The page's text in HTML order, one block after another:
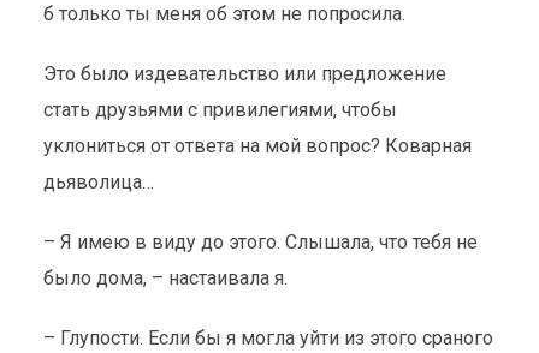
б только ты меня об этом не попросила.
Это было издевательство или предложение
стать друзьями с привилегиями, чтобы
уклониться от ответа на мой вопрос? Коварная
дьяволица…
– Я имею в виду до этого. Слышала, что тебя не
было дома, – настаивала я.
– Глупости. Если бы я могла уйти из этого сраного